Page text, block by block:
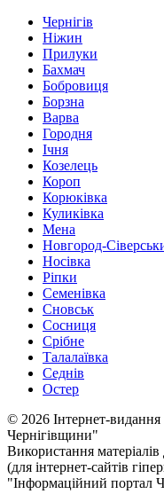
Чернігів
Ніжин
Прилуки
Бахмач
Бобровиця
Борзна
Варва
Городня
Ічня
Козелець
Короп
Корюківка
Куликівка
Мена
Новгород-
Носівка
Ріпки
Семенівка
Сновськ
Сосниця
Срібне
Талалаївка
Седнів
Остер
© 2026 Інтернет-
Чернiгiвщини"
Використання
(для інтернет-сайтів
"Інформаційний портал